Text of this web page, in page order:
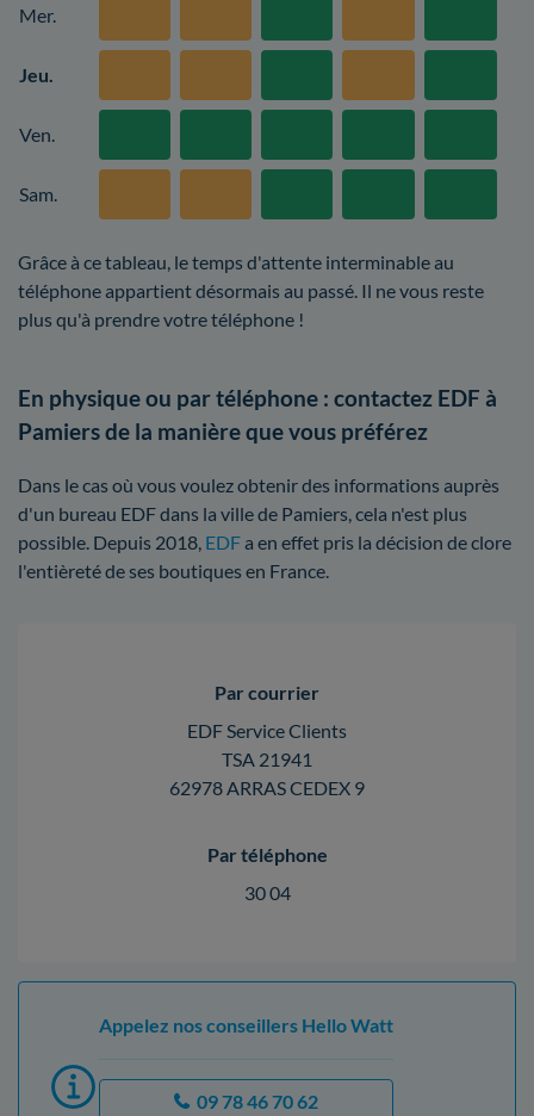
Mer.
Jeu.
Ven.
Sam.
Grâce à ce tableau, le temps d'attente interminable au
téléphone appartient désormais au passé. Il ne vous reste
plus qu'à prendre votre téléphone !
En physique ou par téléphone : contactez EDF à
Pamiers de la manière que vous préférez
Dans le cas où vous voulez obtenir des informations auprès
d'un bureau EDF dans la ville de Pamiers, cela n'est plus
possible. Depuis 2018, EDFa en effet pris la décision de clore
l'entièreté de ses boutiques en France.
Par courrier
EDF Service Clients
TSA 21941
62978 ARRAS CEDEX 9
Par téléphone
30 04
Appelez nos conseillers Hello Watt
09 78 46 70 62